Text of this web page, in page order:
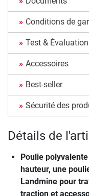
Conditions de
Test &
Accessoires
Best-seller
Sécurité des
Détails de
Poulie
hauteur, une
Landmine pour
traction et